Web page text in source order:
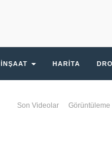
İNŞAAT HARITA
Son Videolar Görüntüleme